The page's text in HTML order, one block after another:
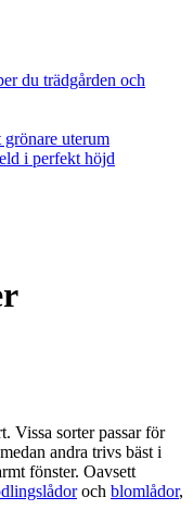
du trädgården och
uterum
i perfekt höjd
Vissa sorter passar för
andra trivs bäst i
fönster. Oavsett
och blomlådor,